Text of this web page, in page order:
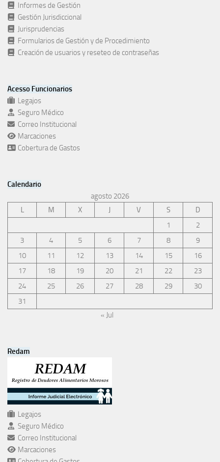
Informes de Gestión
Gestión Jurisdiccional
Jurisprudencias
Formularios de Gestión y de Procedimiento
Creación de usuarios y reseteo de contraseñas
Acesso Funcionarios
Legajos
Seguro Médico
Correo Institucional
Marcaciones
Cobertura de Gastos
Calendario
agosto 2026
L
M X J V S
D
1
2
3
4 5 6 7 8
9
10
11 12 13 14 15
16
17
18 19 20 21 22
23
24
25 26 27 28 29
30
31
« Jul
Redam
Legajos
Seguro Médico
Correo Institucional
Marcaciones